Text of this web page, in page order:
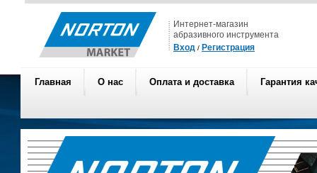
Интернет-магазин
абразивного инструмента
Вход / Регистрация
Главная О нас Оплата и доставка Гарантия